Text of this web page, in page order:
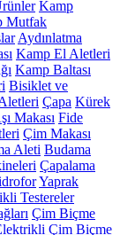
Kamp
Mutfak
Aydınlatma
Kamp El Aletleri
Kamp Baltası
Bisiklet ve
Çapa Kürek
Makası Fide
Çim Makası
Aleti Budama
Çapalama
Yaprak
Testereler
Çim Biçme
Çim Biçme